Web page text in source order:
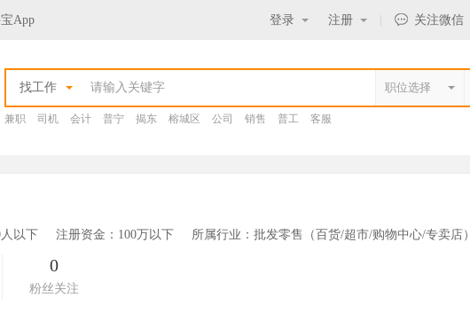
App 登录 注册 关注微信
找工作
兼职 司机 会计 普宁 揭东 榕城区 公司 销售 普工 客服
以下 注册资金：100万以下 所属行业：批发零售（百货/超市/购物中心/专卖店）
0
粉丝关注